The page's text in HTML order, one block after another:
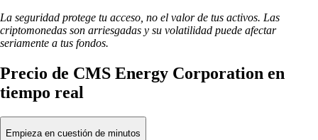
La seguridad protege tu acceso, no el valor de tus activos. Las
criptomonedas son arriesgadas y su volatilidad puede afectar
seriamente a tus fondos.
Precio de CMS Energy Corporation en
tiempo real
Empieza en cuestión de minutos